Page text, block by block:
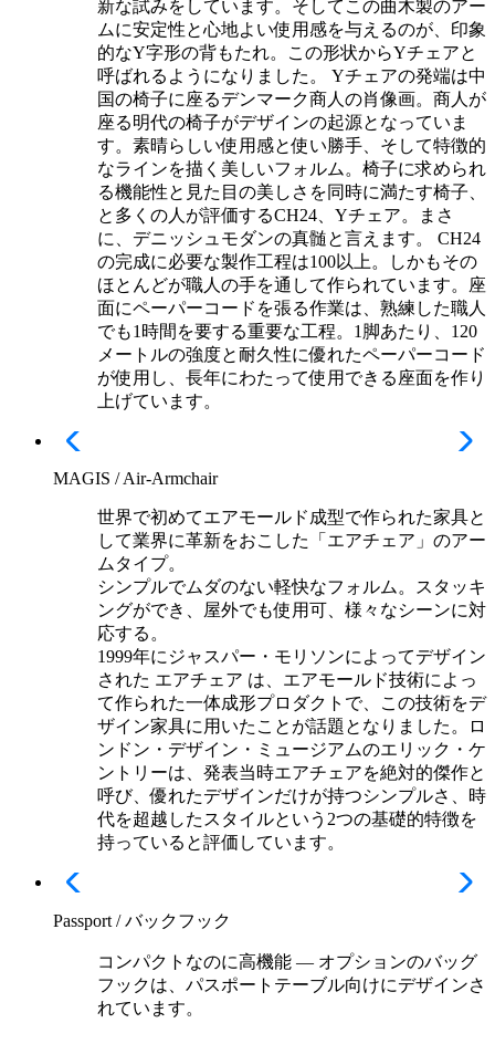
新な試みをしています。そしてこの曲木製のアー
ムに安定性と心地よい使用感を与えるのが、印象
的なY字形の背もたれ。この形状からYチェアと
呼ばれるようになりました。 Yチェアの発端は中
国の椅子に座るデンマーク商人の肖像画。商人が
座る明代の椅子がデザインの起源となっていま
す。素晴らしい使用感と使い勝手、そして特徴的
なラインを描く美しいフォルム。椅子に求められ
る機能性と見た目の美しさを同時に満たす椅子、
と多くの人が評価するCH24、Yチェア。まさ
に、デニッシュモダンの真髄と言えます。 CH24
の完成に必要な製作工程は100以上。しかもその
ほとんどが職人の手を通して作られています。座
面にペーパーコードを張る作業は、熟練した職人
でも1時間を要する重要な工程。1脚あたり、120
メートルの強度と耐久性に優れたペーパーコード
が使用し、長年にわたって使用できる座面を作り
上げています。
MAGIS / Air-Armchair​
世界で初めてエアモールド成型で作られた家具と
して業界に革新をおこした「エアチェア」のアー
ムタイプ。
シンプルでムダのない軽快なフォルム。スタッキ
ングができ、屋外でも使用可、様々なシーンに対
応する。
1999年にジャスパー・モリソンによってデザイン
された エアチェア は、エアモールド技術によっ
て作られた一体成形プロダクトで、この技術をデ
ザイン家具に用いたことが話題となりました。ロ
ンドン・デザイン・ミュージアムのエリック・ケ
ントリーは、発表当時エアチェアを絶対的傑作と
呼び、優れたデザインだけが持つシンプルさ、時
代を超越したスタイルという2つの基礎的特徴を
持っていると評価しています。
Passport / バックフック
コンパクトなのに高機能 — オプションのバッグ
フックは、パスポートテーブル向けにデザインさ
れています。